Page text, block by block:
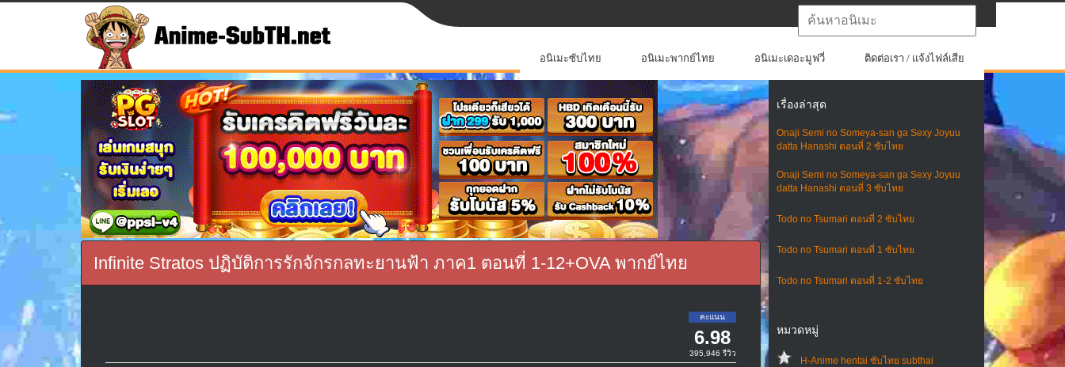
อนิเมะซับไทย อนิเมะพากย์ไทย อนิเมะเดอะมูฟวี่ ติดต่อเรา / แจ้งไฟล์เสีย
เรื่องล่าสุด
Onaji Semi no Someya-san ga Sexy Joyuu
datta Hanashi ตอนที่ 2 ซับไทย
Onaji Semi no Someya-san ga Sexy Joyuu
datta Hanashi ตอนที่ 3 ซับไทย
Todo no Tsumari ตอนที่ 2 ซับไทย
Todo no Tsumari ตอนที่ 1 ซับไทย
Todo no Tsumari ตอนที่ 1-2 ซับไทย
หมวดหมู่
H-Anime hentai ซับไทย subthai
Infinite Stratos ปฏิบัติการรักจักรกลทะยานฟ้า ภาค1 ตอนที่ 1-12+OVA พากย์ไทย
6.98